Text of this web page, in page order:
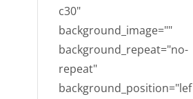
c30"
background_image=""
background_repeat="no-
repeat"
background_position="lef